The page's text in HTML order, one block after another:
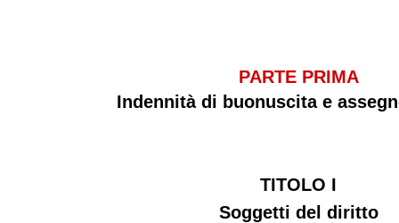
PARTE PRIMA
Indennità di buonuscita e
TITOLO I
Soggetti del diritto